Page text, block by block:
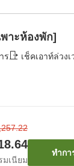
าะห้องพัก]
ร เช็คเอาท์ล่วงเ
มเนียม
ทำกา